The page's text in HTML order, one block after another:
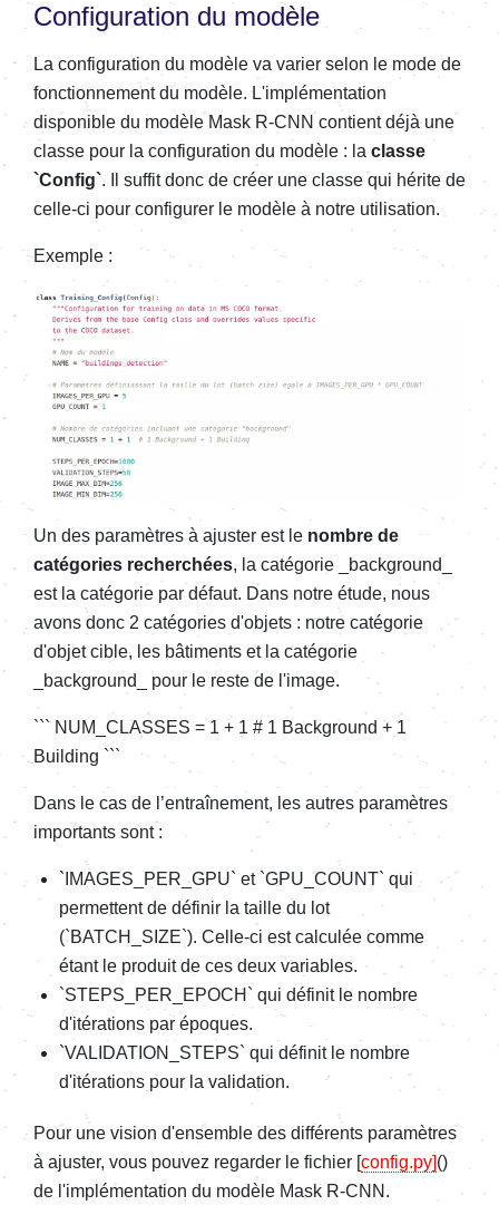
Configuration du modèle
La configuration du modèle va varier selon le mode de
fonctionnement du modèle. L'implémentation
disponible du modèle Mask R-CNN contient déjà une
classe pour la configuration du modèle : la classe
`Config`. Il suffit donc de créer une classe qui hérite de
celle-ci pour configurer le modèle à notre utilisation.
Exemple :
Un des paramètres à ajuster est le nombre de
catégories recherchées, la catégorie _background_
est la catégorie par défaut. Dans notre étude, nous
avons donc 2 catégories d'objets : notre catégorie
d'objet cible, les bâtiments et la catégorie
_background_ pour le reste de l'image.
``` NUM_CLASSES = 1 + 1 # 1 Background + 1
Building ```
Dans le cas de l’entraînement, les autres paramètres
importants sont :
`IMAGES_PER_GPU` et `GPU_COUNT` qui
permettent de définir la taille du lot
(`BATCH_SIZE`). Celle-ci est calculée comme
étant le produit de ces deux variables.
`STEPS_PER_EPOCH` qui définit le nombre
d'itérations par époques.
`VALIDATION_STEPS` qui définit le nombre
d'itérations pour la validation.
Pour une vision d'ensemble des différents paramètres
à ajuster, vous pouvez regarder le fichier [ config.py] ()
de l'implémentation du modèle Mask R-CNN.